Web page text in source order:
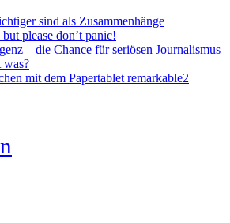
sind als Zusammenhänge
please don’t panic!
– die Chance für seriösen Journalismus
was?
mit dem Papertablet remarkable2